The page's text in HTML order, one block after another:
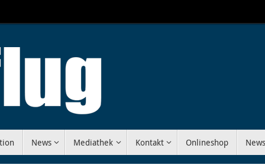
News Mediathek Kontakt Onlineshop